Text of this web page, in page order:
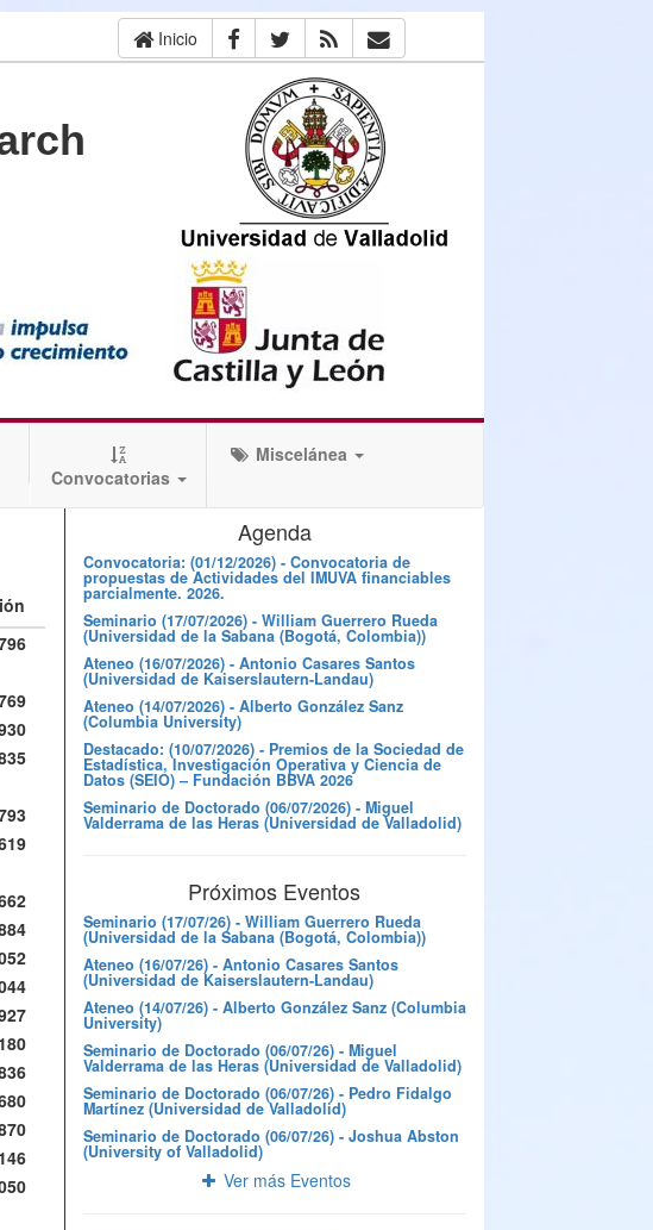
Inicio
Convocatorias
Miscelánea
Agenda
Convocatoria: (01/12/2026) - Convocatoria de
propuestas de Actividades del IMUVA financiables
parcialmente. 2026.
Seminario (17/07/2026) - William Guerrero Rueda
(Universidad de la Sabana (Bogotá, Colombia))
Ateneo (16/07/2026) - Antonio Casares Santos
(Universidad de Kaiserslautern-Landau)
Ateneo (14/07/2026) - Alberto González Sanz
(Columbia University)
Destacado: (10/07/2026) - Premios de la Sociedad de
Estadística, Investigación Operativa y Ciencia de
Datos (SEIO) – Fundación BBVA 2026
Seminario de Doctorado (06/07/2026) - Miguel
Valderrama de las Heras (Universidad de Valladolid)
Próximos Eventos
Seminario (17/07/26) - William Guerrero Rueda
(Universidad de la Sabana (Bogotá, Colombia))
Ateneo (16/07/26) - Antonio Casares Santos
(Universidad de Kaiserslautern-Landau)
Ateneo (14/07/26) - Alberto González Sanz (Columbia
University)
Seminario de Doctorado (06/07/26) - Miguel
Valderrama de las Heras (Universidad de Valladolid)
Seminario de Doctorado (06/07/26) - Pedro Fidalgo
Martínez (Universidad de Valladolid)
Seminario de Doctorado (06/07/26) - Joshua Abston
(University of Valladolid)
Ver más Eventos